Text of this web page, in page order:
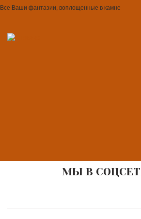
Все Ваши фантазии, воплощенные в камне
МЫ В